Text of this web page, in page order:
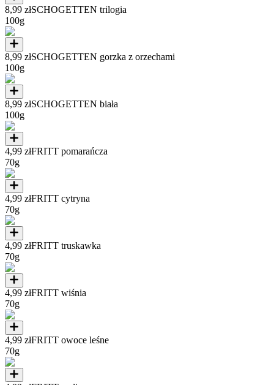
8,99 złSCHOGETTEN trilogia
100g
8,99 złSCHOGETTEN gorzka z orzechami
100g
8,99 złSCHOGETTEN biała
100g
4,99 złFRITT pomarańcza
70g
4,99 złFRITT cytryna
70g
4,99 złFRITT truskawka
70g
4,99 złFRITT wiśnia
70g
4,99 złFRITT owoce leśne
70g